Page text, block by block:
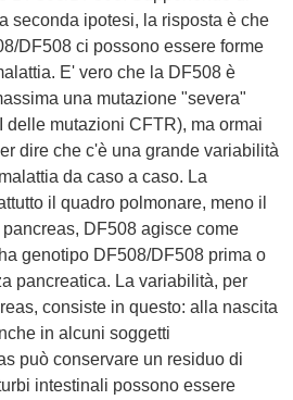
seconda ipotesi, la risposta è che
DF508 ci possono essere forme
E' vero che la DF508 è
una mutazione "severa"
delle mutazioni CFTR), ma ormai
dire che c'è una grande variabilità
da caso a caso. La
il quadro polmonare, meno il
DF508 agisce come
genotipo DF508/DF508 prima o
pancreatica. La variabilità, per
consiste in questo: alla nascita
in alcuni soggetti
può conservare un residuo di
intestinali possono essere